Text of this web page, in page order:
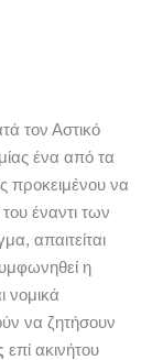
τον Αστικό
ένα από τα
προκειμένου να
έναντι των
απαιτείται
η
νομικά
να ζητήσουν
επί ακινήτου